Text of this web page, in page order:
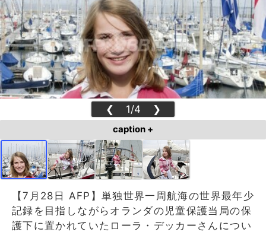
❮ 1/4 ❯
caption +
【7月28日 AFP】単独世界一周航海の世界最年少
記録を目指しながらオランダの児童保護当局の保
護下に置かれていたローラ・デッカーさんについ